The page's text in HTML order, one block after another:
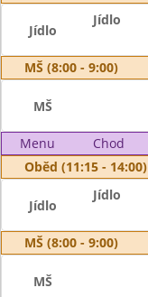
Jídlo
Jídlo
MŠ (8:00 - 9:00)
MŠ
Menu Chod
Oběd (11:15 - 14:00)
Jídlo
Jídlo
MŠ (8:00 - 9:00)
MŠ